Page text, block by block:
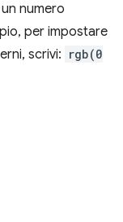
numero
per impostare
scrivi: rgb(0